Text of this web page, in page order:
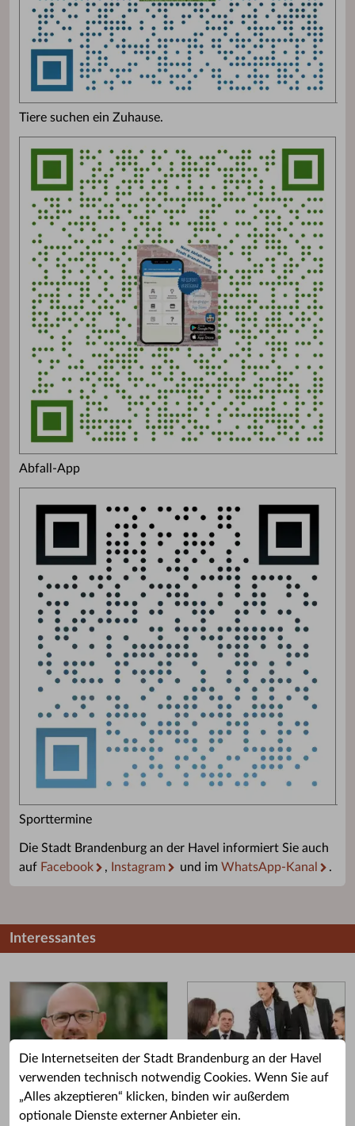
Die Internetseiten der Stadt Brandenburg an der Havel
verwenden technisch notwendig Cookies. Wenn Sie auf
„Alles akzeptieren“ klicken, binden wir außerdem
optionale Dienste externer Anbieter ein.
Tiere suchen ein Zuhause.
Abfall-App
Sporttermine
Die Stadt Brandenburg an der Havel informiert Sie auch
auf Facebook , Instagram und im WhatsApp-Kanal .
Interessantes
Grußwort des OB